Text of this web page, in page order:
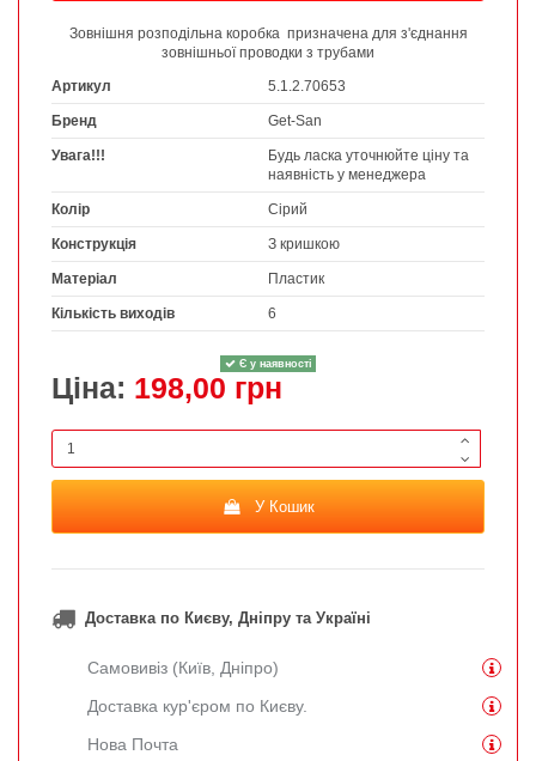
Зовнішня розподільна коробка призначена для з'єднання
зовнішньої проводки з трубами
Артикул
5.1.2.70653
Бренд Get-San
Увага!!!
Будь ласка уточнюйте ціну та
наявність у менеджера
Колір Сірий
Конструкція З кришкою
Матеріал Пластик
Кількість виходів 6
Є у наявності
Ціна: 198,00 грн
У Кошик
Доставка по Києву, Дніпру та Україні
Самовивіз (Київ, Дніпро)
Доставка кур'єром по Києву.
Нова Почта